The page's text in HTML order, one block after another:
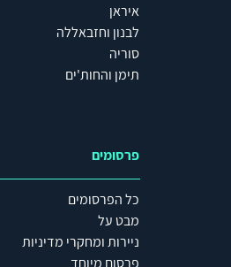
איראן
לבנון וחזבאללה
סוריה
תימן והחות'ים
פרסומים
כל הפרסומים
מבט על
ניירות ומחקרי מדיניות
פרסום מיוחד